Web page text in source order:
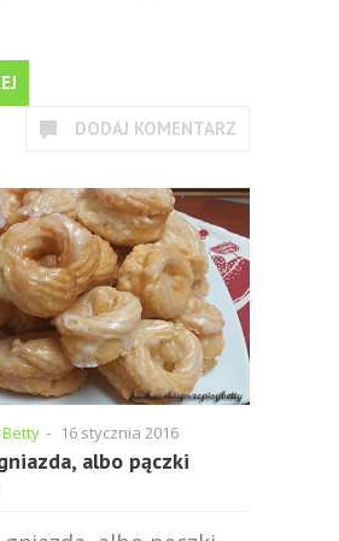
DODAJ KOMENTARZ
Betty - 16 stycznia 2016
albo pączki